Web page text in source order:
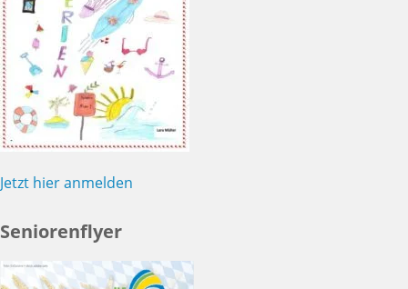
Jetzt hier anmelden
Seniorenflyer